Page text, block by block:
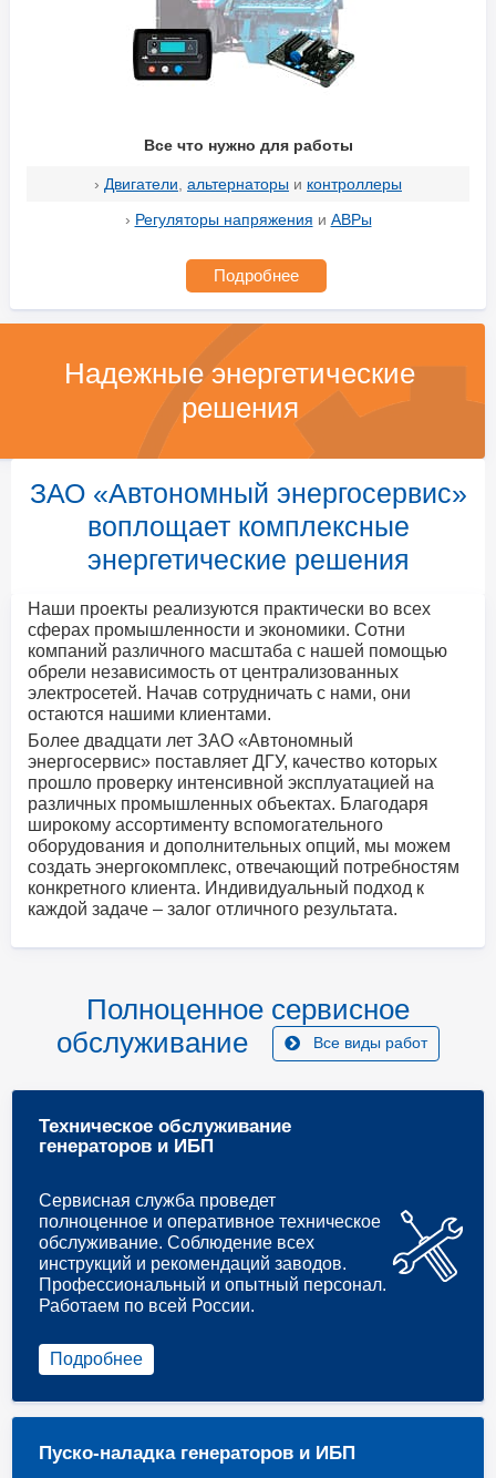
Все что нужно для работы
› Двигатели альтернаторы и контроллеры
› Регуляторы напряжения и АВРы
Подробнее
Надежные энергетические
решения
ЗАО «Автономный энергосервис»
воплощает комплексные
энергетические решения
Наши проекты реализуются практически во всех
сферах промышленности и экономики. Сотни
компаний различного масштаба с нашей помощью
обрели независимость от централизованных
электросетей. Начав сотрудничать с нами, они
остаются нашими клиентами.
Более двадцати лет ЗАО «Автономный
энергосервис» поставляет ДГУ, качество которых
прошло проверку интенсивной эксплуатацией на
различных промышленных объектах. Благодаря
широкому ассортименту вспомогательного
оборудования и дополнительных опций, мы можем
создать энергокомплекс, отвечающий потребностям
конкретного клиента. Индивидуальный подход к
каждой задаче – залог отличного результата.
Полноценное сервисное
обслуживание
Все виды работ
Техническое обслуживание
генераторов и ИБП
Сервисная служба проведет
полноценное и оперативное техническое
обслуживание. Соблюдение всех
инструкций и рекомендаций заводов.
Профессиональный и опытный персонал.
Работаем по всей России.
Подробнее
Пуско-наладка генераторов и ИБП